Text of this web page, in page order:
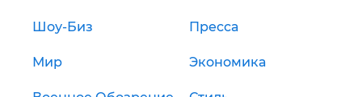
Шоу-Биз Пресса
Мир Экономика